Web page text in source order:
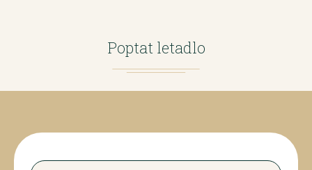
Poptat letadlo